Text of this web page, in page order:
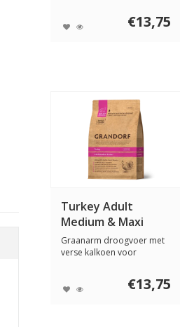
€13,75
Turkey Adult
Medium & Maxi
Graanarm droogvoer met
verse kalkoen voor
€13,75